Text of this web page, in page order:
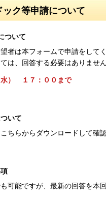
ク等申請について
ついて
は本フォームで申請をしてく
、回答する必要はありません
水） １７：００まで
いて
らからダウンロードして確認
可能ですが、最新の回答を本